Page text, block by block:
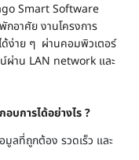
Smart Software
อาศัย งานโครงการ
ด้ง่าย ๆ ผ่านคอมพิวเตอร์
ผ่าน LAN network และ
อบการได้อย่างไร?
ลที่ถูกต้อง รวดเร็ว และ